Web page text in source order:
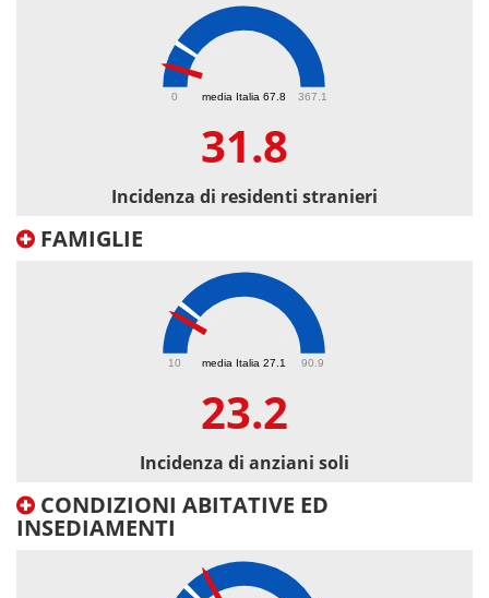
media Italia 67.8
0 367.1
31.8
Incidenza di residenti stranieri
FAMIGLIE
media Italia 27.1
10 90.9
23.2
Incidenza di anziani soli
CONDIZIONI ABITATIVE ED
INSEDIAMENTI